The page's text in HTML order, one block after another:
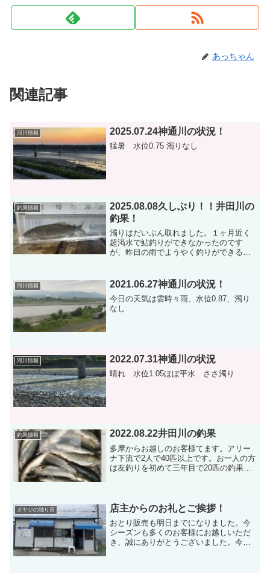
あっちゃん
関連記事
河川情報 2025.07.24神通川の状況！
猛暑 水位0.75 濁りなし
釣果情報
2025.08.08久しぶり！！井田川の
釣果！
濁りはだいぶん取れました。１ヶ月近く
超渇水で鮎釣りができなかったのです
が、昨日の雨でようやく釣りができるよ
が17㎝以上でした。
河川情報 2021.06.27神通川の状況！
今日の天気は雲時々雨、水位0.87、濁り
なし
河川情報 2022.07.31神通川の状況
晴れ 水位1.05ほぼ平水 ささ濁り
釣果情報 2022.08.22井田川の釣果
多摩からお越しのお客様てます。アリー
ナ下流で2人で40匹以上です。お一人の方
は友釣りを初めて三年目で20匹の釣果で
果です。今日も井田...
オヤジの独り言 店主からのお礼とご挨拶！
おとり販売も明日までになりました。今
シーズンも多くのお客様にお越しいただ
き、誠にありがとうございました。今年